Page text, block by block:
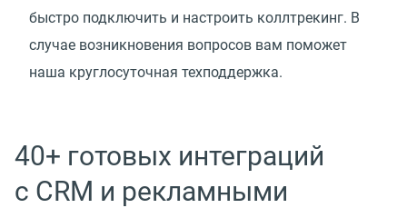
быстро подключить и настроить коллтрекинг. В
случае возникновения вопросов вам поможет
наша круглосуточная техподдержка.
40+ готовых интеграций
с CRM и рекламными